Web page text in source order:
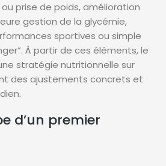
prise de poids, amélioration
gestion de la glycémie,
sportives ou simple
À partir de ces éléments, le
stratégie nutritionnelle sur
des ajustements concrets et
d’un premier